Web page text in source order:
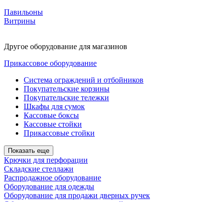
Павильоны
Витрины
Другое оборудование для магазинов
Прикассовое оборудование
Система ограждений и отбойников
Покупательские корзины
Покупательские тележки
Шкафы для сумок
Кассовые боксы
Кассовые стойки
Прикассовые стойки
Показать еще
Крючки для перфорации
Складские стеллажи
Распродажное оборудование
Оборудование для одежды
Оборудование для продажи дверных ручек